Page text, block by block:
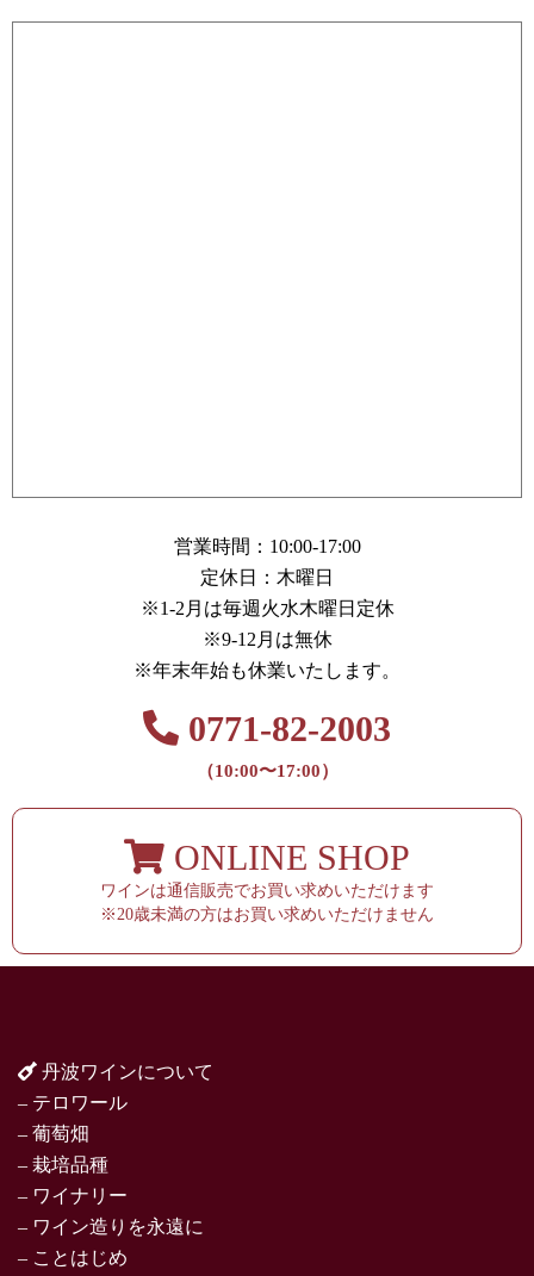
営業時間：10:00-17:00
定休日：木曜日
※1-2月は毎週火水木曜日定休
※9-12月は無休
※年末年始も休業いたします。
0771-82-2003
（10:00〜17:00）
ONLINE SHOP
ワインは通信販売でお買い求めいただけます
※20歳未満の方はお買い求めいただけません
丹波ワインについて
– テロワール
– 葡萄畑
– 栽培品種
– ワイナリー
– ワイン造りを永遠に
– ことはじめ